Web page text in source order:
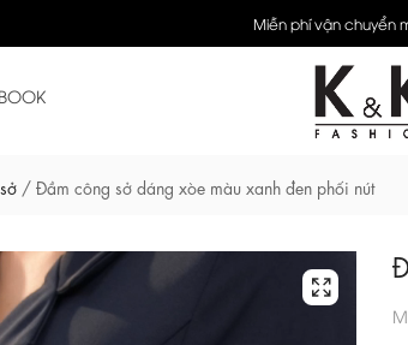
Miễn phí vận chuyển
/ Đầm công sở dáng xòe màu xanh đen phối nút